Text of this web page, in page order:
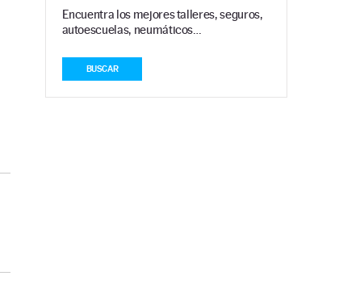
Encuentra los mejores talleres, seguros,
autoescuelas, neumáticos…
BUSCAR